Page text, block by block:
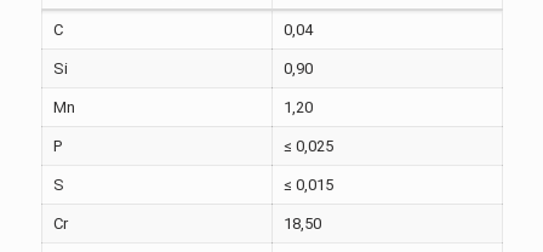
C 0,04
Si 0,90
Mn 1,20
P ≤ 0,025
S ≤ 0,015
Cr 18,50